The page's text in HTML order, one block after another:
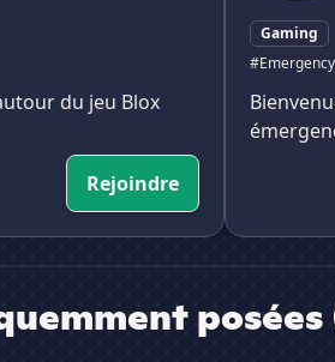
du jeu Blox
Rejoindre
Gaming
posées